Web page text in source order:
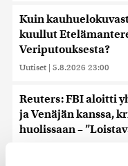
Kuin
kuullut
Veriputouksesta?
Uutiset | 5.8.2026 23:00
Reuters: FBI aloitti
ja Venäjän kanssa,
huolissaan –